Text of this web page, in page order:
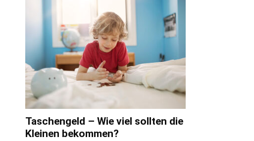
Taschengeld – Wie viel sollten die
Kleinen bekommen?